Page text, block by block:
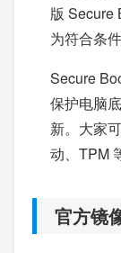
版 Secure
为符合条
Secure
保护电脑
新。大家
动、TPM
官方镜